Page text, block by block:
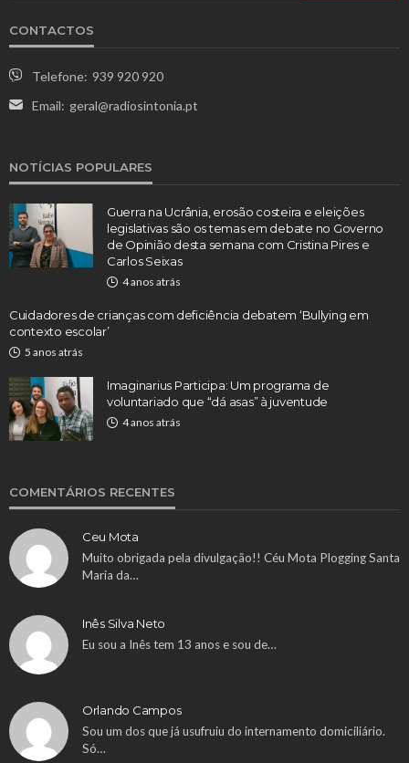
CONTACTOS
Telefone: 939 920 920
Email: geral@radiosintonia.pt
NOTÍCIAS POPULARES
Guerra na Ucrânia, erosão costeira e eleições
legislativas são os temas em debate no Governo
de Opinião desta semana com Cristina Pires e
Carlos Seixas
4 anos atrás
Cuidadores de crianças com deficiência debatem ‘Bullying em
contexto escolar’
5 anos atrás
Imaginarius Participa: Um programa de
voluntariado que “dá asas” à juventude
4 anos atrás
COMENTÁRIOS RECENTES
Ceu Mota
Muito obrigada pela divulgação!! Céu Mota Plogging Santa
Maria da…
Inês Silva Neto
Eu sou a Inês tem 13 anos e sou de…
Orlando Campos
Sou um dos que já usufruiu do internamento domiciliário.
Só…